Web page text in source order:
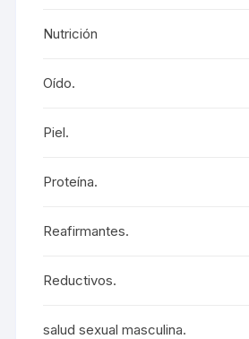
Nutrición
Oído.
Piel.
Proteína.
Reafirmantes.
Reductivos.
salud sexual masculina.